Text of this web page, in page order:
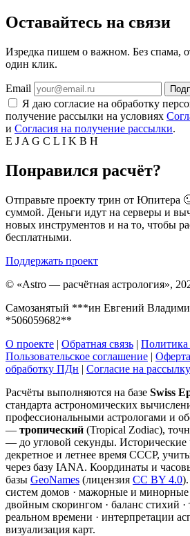
Оставайтесь на связи
Изредка пишем о важном. Без спама,
один клик.
Email
Я даю согласие на обработку
получение рассылки на условиях
и Согласия на получение рассылки.
E J A G C L I K B H
Понравился расчёт?
Отправьте проекту трин от
суммой. Деньги идут на серверы и
новых инструментов и на то, чтобы
бесплатными.
Поддержать проект
© «Astro — расчётная астрология»,
Самозанятый ***ин Евгений
*506059682**
О проекте | Обратная связь | Политика
Пользовательское соглашение | Оферта
обработку ПДн | Согласие на рассылку
Расчёты выполняются на базе Swiss
стандарта астрономических
профессиональными астрологами и
— тропический (Tropical Zodiac),
— до угловой секунды. Исторические
декретное и летнее время СССР,
через базу IANA. Координаты и
базы GeoNames (лицензия CC BY 4.0
систем домов · мажорные и минорные
двойным скорингом · баланс стихий ·
реальном времени · интерпретации
визуализация карт.